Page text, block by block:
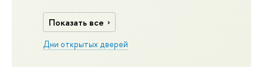
Показать все
Дни открытых дверей